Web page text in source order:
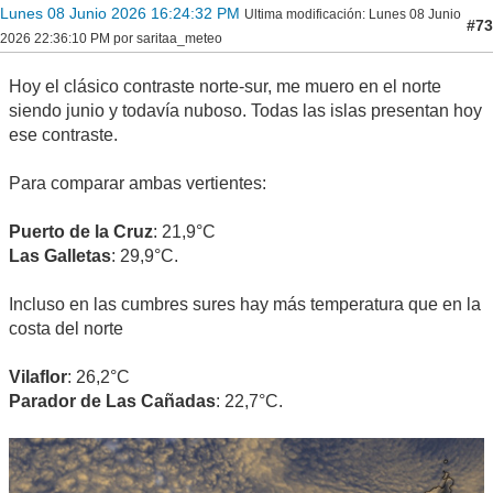
Lunes 08 Junio 2026 16:24:32 PM Ultima modificación: Lunes 08 Junio
2026 22:36:10 PM por saritaa_meteo
#73
Hoy el clásico contraste norte-sur, me muero en el norte
siendo junio y todavía nuboso. Todas las islas presentan hoy
ese contraste.
Para comparar ambas vertientes:
Puerto de la Cruz: 21,9°C
Las Galletas: 29,9°C.
Incluso en las cumbres sures hay más temperatura que en la
costa del norte
Vilaflor: 26,2°C
Parador de Las Cañadas: 22,7°C.